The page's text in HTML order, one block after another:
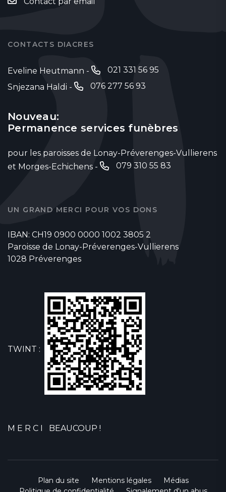
CONTACTS DIACRES
Eveline Heutmann -
021 331 56 95
Snjezana Haldi -
076 277 56 93
Nouveau:
Permanence services funèbres
pour les paroisses de Lonay-Préverenges-Vullierens
et Morges-Echichens -
079 310 55 83
UN GRAND MERCI POUR VOS DONS
IBAN: CH19 0900 0000 1002 3805 2
Paroisse de Lonay-Préverenges-Vullierens
1028 Préverenges
TWINT :
M E R C I BEAUCOUP !
Plan du site Mentions légales
Médias